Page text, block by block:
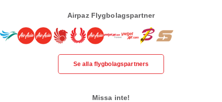
Airpaz Flygbolagspartner
Se alla flygbolagspartners
Missa inte!